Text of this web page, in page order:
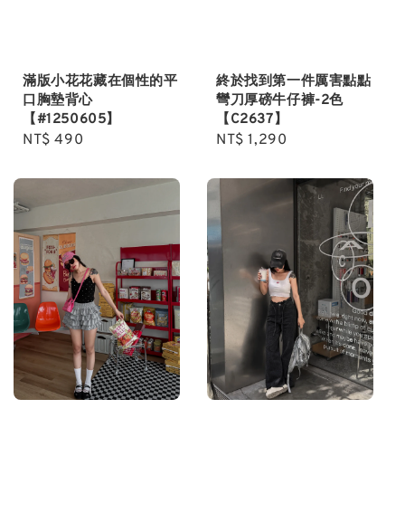
滿版小花花藏在個性的平
口胸墊背心
【#1250605】
Regular
NT$ 490
終於找到第一件厲害點點
彎刀厚磅牛仔褲-2色
【C2637】
Regular
NT$ 1,290